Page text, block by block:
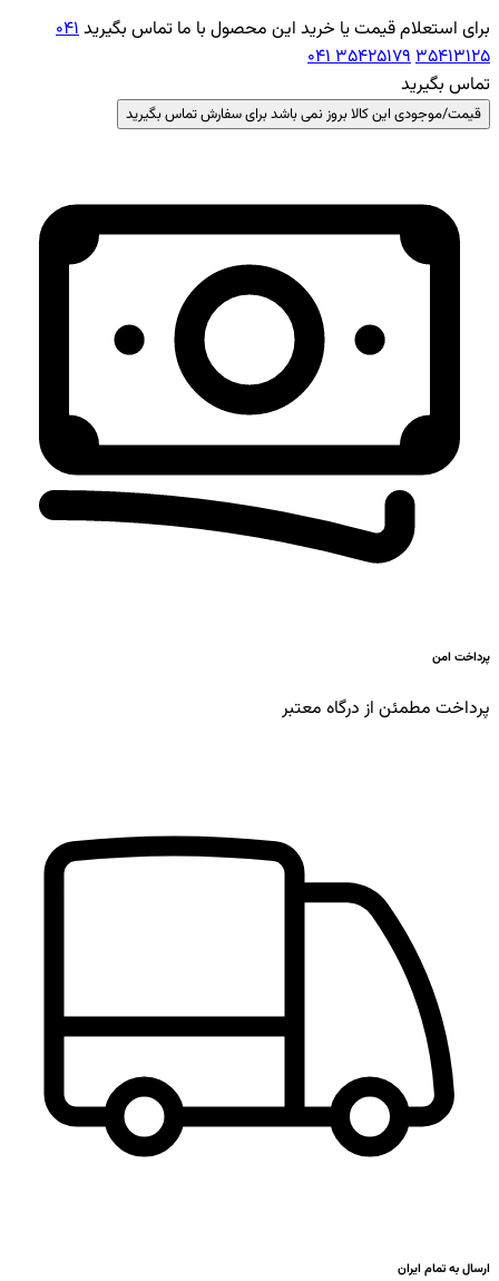
برای استعلام قیمت یا خرید این محصول با ما تماس بگیرید041
35413125
041 35425179
تماس بگیرید
قیمت/موجودی این کالا بروز نمی باشد برای سفارش تماس بگیرید
پرداخت امن
پرداخت مطمئن از درگاه معتبر
ارسال به تمام ایران